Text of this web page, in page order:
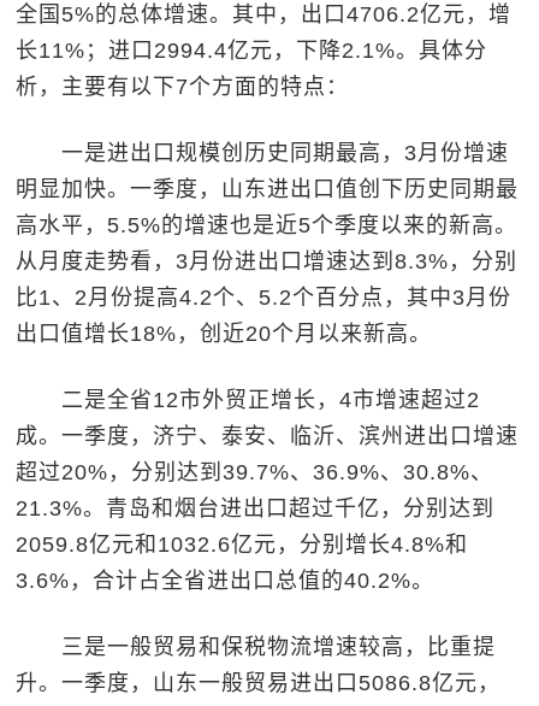
全国5%的总体增速。其中，出口4706.2亿元，增
长11%；进口2994.4亿元，下降2.1%。具体分
析，主要有以下7个方面的特点：
一是进出口规模创历史同期最高，3月份增速
明显加快。一季度，山东进出口值创下历史同期最
高水平，5.5%的增速也是近5个季度以来的新高。
从月度走势看，3月份进出口增速达到8.3%，分别
比1、2月份提高4.2个、5.2个百分点，其中3月份
出口值增长18%，创近20个月以来新高。
二是全省12市外贸正增长，4市增速超过2
成。一季度，济宁、泰安、临沂、滨州进出口增速
超过20%，分别达到39.7%、36.9%、30.8%、
21.3%。青岛和烟台进出口超过千亿，分别达到
2059.8亿元和1032.6亿元，分别增长4.8%和
3.6%，合计占全省进出口总值的40.2%。
三是一般贸易和保税物流增速较高，比重提
升。一季度，山东一般贸易进出口5086.8亿元，